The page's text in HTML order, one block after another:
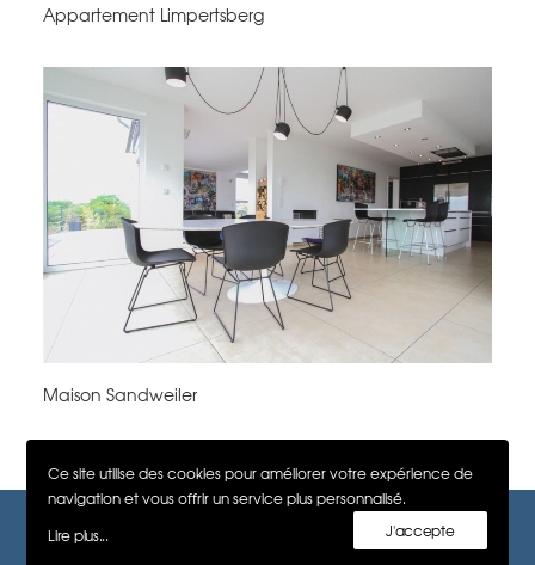
Appartement Limpertsberg
Maison Sandweiler
CONTACT : +352 28 99 99 18 info@B-side.lu
Ce site utilise des cookies pour améliorer votre expérience de
navigation et vous offrir un service plus personnalisé.
Lire plus...
J'accepte